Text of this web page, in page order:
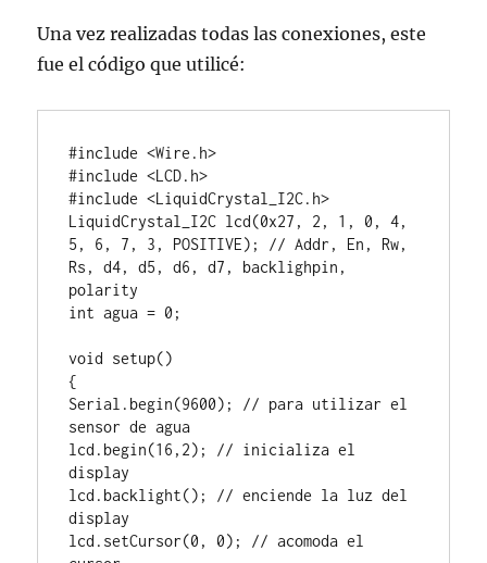
Una vez realizadas todas las conexiones, este
fue el código que utilicé:
#include <Wire.h>
#include <LCD.h>
#include <LiquidCrystal_I2C.h>
LiquidCrystal_I2C lcd(0x27, 2, 1, 0, 4,
5, 6, 7, 3, POSITIVE); // Addr, En, Rw,
Rs, d4, d5, d6, d7, backlighpin,
polarity
int agua = 0;
void setup()
{
Serial.begin(9600); // para utilizar el
sensor de agua
lcd.begin(16,2); // inicializa el
display
lcd.backlight(); // enciende la luz del
display
lcd.setCursor(0, 0); // acomoda el